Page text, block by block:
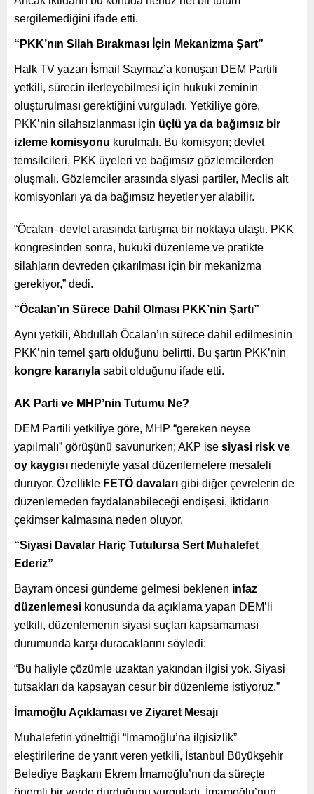
sergilemediğini ifade etti.
“PKK’nın Silah Bırakması İçin Mekanizma Şart”
Halk TV yazarı İsmail Saymaz’a konuşan DEM Partili
yetkili, sürecin ilerleyebilmesi için hukuki zeminin
oluşturulması gerektiğini vurguladı. Yetkiliye göre,
PKK’nin silahsızlanması için üçlü ya da bağımsız bir
izleme komisyonu kurulmalı. Bu komisyon; devlet
temsilcileri, PKK üyeleri ve bağımsız gözlemcilerden
oluşmalı. Gözlemciler arasında siyasi partiler, Meclis alt
komisyonları ya da bağımsız heyetler yer alabilir.
“Öcalan–devlet arasında tartışma bir noktaya ulaştı. PKK
kongresinden sonra, hukuki düzenleme ve pratikte
silahların devreden çıkarılması için bir mekanizma
gerekiyor,” dedi.
“Öcalan’ın Sürece Dahil Olması PKK’nin Şartı”
Aynı yetkili, Abdullah Öcalan’ın sürece dahil edilmesinin
PKK’nin temel şartı olduğunu belirtti. Bu şartın PKK’nin
kongre kararıyla sabit olduğunu ifade etti.
AK Parti ve MHP’nin Tutumu Ne?
DEM Partili yetkiliye göre, MHP “gereken neyse
yapılmalı” görüşünü savunurken; AKP ise siyasi risk ve
oy kaygısı nedeniyle yasal düzenlemelere mesafeli
duruyor. Özellikle FETÖ davaları gibi diğer çevrelerin de
düzenlemeden faydalanabileceği endişesi, iktidarın
çekimser kalmasına neden oluyor.
“Siyasi Davalar Hariç Tutulursa Sert Muhalefet
Ederiz”
Bayram öncesi gündeme gelmesi beklenen infaz
düzenlemesi konusunda da açıklama yapan DEM’li
yetkili, düzenlemenin siyasi suçları kapsamaması
durumunda karşı duracaklarını söyledi:
“Bu haliyle çözümle uzaktan yakından ilgisi yok. Siyasi
tutsakları da kapsayan cesur bir düzenleme istiyoruz.”
İmamoğlu Açıklaması ve Ziyaret Mesajı
Muhalefetin yönelttiği “İmamoğlu’na ilgisizlik”
eleştirilerine de yanıt veren yetkili, İstanbul Büyükşehir
Belediye Başkanı Ekrem İmamoğlu’nun da süreçte